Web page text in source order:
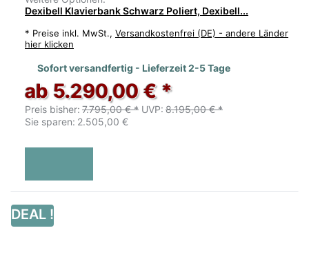
Dexibell Klavierbank Schwarz Poliert, Dexibell...
* Preise inkl. MwSt., Versandkostenfrei (DE) - andere Länder
hier klicken
Sofort versandfertig - Lieferzeit 2-5 Tage
ab 5.290,00 € *
Preis bisher: 7.795,00 € * UVP: 8.195,00 € *
Sie sparen: 2.505,00 €
DEAL !